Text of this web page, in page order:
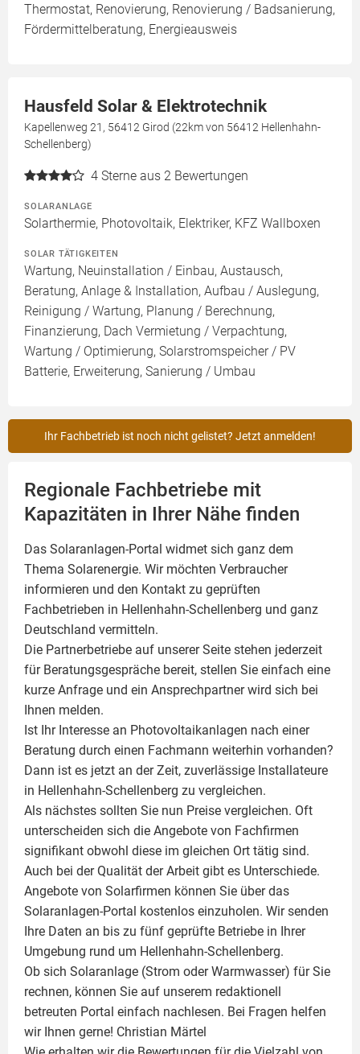
Thermostat, Renovierung, Renovierung / Badsanierung,
Fördermittelberatung, Energieausweis
Hausfeld Solar & Elektrotechnik
Kapellenweg 21, 56412 Girod (22km von 56412 Hellenhahn-
Schellenberg)
4 Sterne aus 2 Bewertungen
SOLARANLAGE
Solarthermie, Photovoltaik, Elektriker, KFZ Wallboxen
SOLAR TÄTIGKEITEN
Wartung, Neuinstallation / Einbau, Austausch,
Beratung, Anlage & Installation, Aufbau / Auslegung,
Reinigung / Wartung, Planung / Berechnung,
Finanzierung, Dach Vermietung / Verpachtung,
Wartung / Optimierung, Solarstromspeicher / PV
Batterie, Erweiterung, Sanierung / Umbau
Ihr Fachbetrieb ist noch nicht gelistet? Jetzt anmelden!
Regionale Fachbetriebe mit
Kapazitäten in Ihrer Nähe finden
Das Solaranlagen-Portal widmet sich ganz dem
Thema Solarenergie. Wir möchten Verbraucher
informieren und den Kontakt zu geprüften
Fachbetrieben in Hellenhahn-Schellenberg und ganz
Deutschland vermitteln.
Die Partnerbetriebe auf unserer Seite stehen jederzeit
für Beratungsgespräche bereit, stellen Sie einfach eine
kurze Anfrage und ein Ansprechpartner wird sich bei
Ihnen melden.
Ist Ihr Interesse an Photovoltaikanlagen nach einer
Beratung durch einen Fachmann weiterhin vorhanden?
Dann ist es jetzt an der Zeit, zuverlässige Installateure
in Hellenhahn-Schellenberg zu vergleichen.
Als nächstes sollten Sie nun Preise vergleichen. Oft
unterscheiden sich die Angebote von Fachfirmen
signifikant obwohl diese im gleichen Ort tätig sind.
Auch bei der Qualität der Arbeit gibt es Unterschiede.
Angebote von Solarfirmen können Sie über das
Solaranlagen-Portal kostenlos einzuholen. Wir senden
Ihre Daten an bis zu fünf geprüfte Betriebe in Ihrer
Umgebung rund um Hellenhahn-Schellenberg.
Ob sich Solaranlage (Strom oder Warmwasser) für Sie
rechnen, können Sie auf unserem redaktionell
betreuten Portal einfach nachlesen. Bei Fragen helfen
wir Ihnen gerne! Christian Märtel